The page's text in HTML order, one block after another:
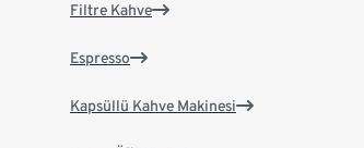
Filtre Kahve
Espresso
Kapsüllü Kahve Makinesi